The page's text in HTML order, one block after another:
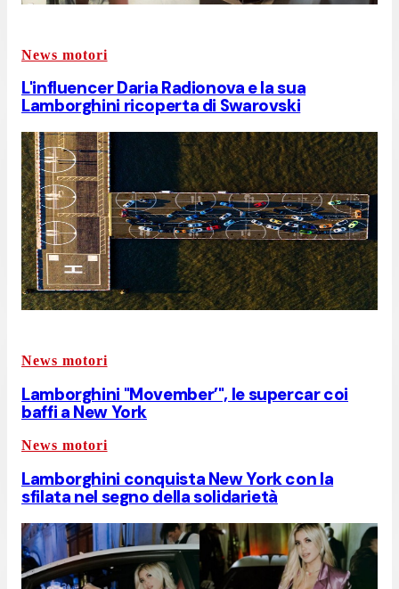
News motori
L'influencer Daria Radionova e la sua
Lamborghini ricoperta di Swarovski
News motori
Lamborghini "Movember’", le supercar coi
baffi a New York
News motori
Lamborghini conquista New York con la
sfilata nel segno della solidarietà